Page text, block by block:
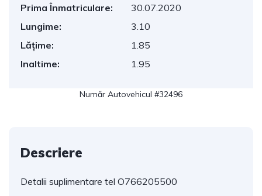
Prima Înmatriculare:
30.07.2020
Lungime:
3.10
Lățime:
1.85
Inaltime:
1.95
Număr Autovehicul #32496
Descriere
Detalii suplimentare tel O766205500